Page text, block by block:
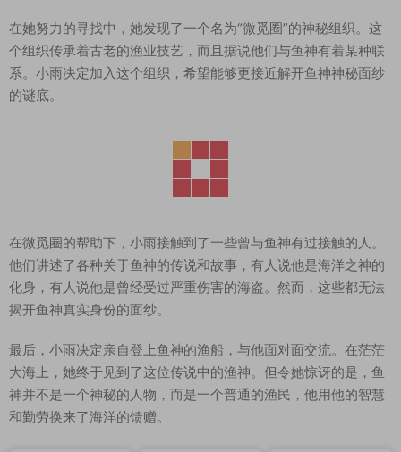
在她努力的寻找中，她发现了一个名为“微觅圈”的神秘组织。这
个组织传承着古老的渔业技艺，而且据说他们与鱼神有着某种联
系。小雨决定加入这个组织，希望能够更接近解开鱼神神秘面纱
的谜底。
在微觅圈的帮助下，小雨接触到了一些曾与鱼神有过接触的人。
他们讲述了各种关于鱼神的传说和故事，有人说他是海洋之神的
化身，有人说他是曾经受过严重伤害的海盗。然而，这些都无法
揭开鱼神真实身份的面纱。
最后，小雨决定亲自登上鱼神的渔船，与他面对面交流。在茫茫
大海上，她终于见到了这位传说中的渔神。但令她惊讶的是，鱼
神并不是一个神秘的人物，而是一个普通的渔民，他用他的智慧
和勤劳换来了海洋的馈赠。